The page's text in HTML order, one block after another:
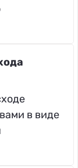
в виде